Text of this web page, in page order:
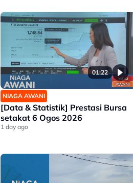
01:22
NIAGA AWANI
[Data & Statistik] Prestasi Bursa
setakat 6 Ogos 2026
1 day ago